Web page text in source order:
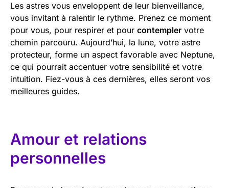
Les astres vous enveloppent de leur bienveillance,
vous invitant à ralentir le rythme. Prenez ce moment
pour vous, pour respirer et pour contempler votre
chemin parcouru. Aujourd’hui, la lune, votre astre
protecteur, forme un aspect favorable avec Neptune,
ce qui pourrait accentuer votre sensibilité et votre
intuition. Fiez-vous à ces dernières, elles seront vos
meilleures guides.
Amour et relations
personnelles